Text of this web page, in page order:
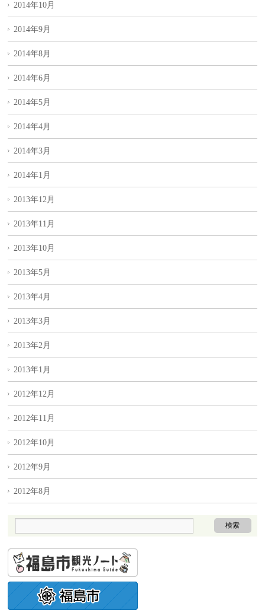
2014年10月
2014年9月
2014年8月
2014年6月
2014年5月
2014年4月
2014年3月
2014年1月
2013年12月
2013年11月
2013年10月
2013年5月
2013年4月
2013年3月
2013年2月
2013年1月
2012年12月
2012年11月
2012年10月
2012年9月
2012年8月